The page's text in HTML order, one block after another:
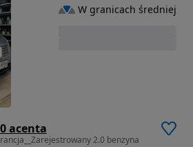
acenta
2.0 benzyna
W granicach średniej